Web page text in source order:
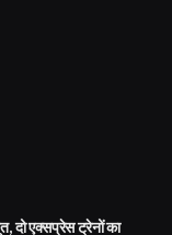
दो एक्सप्रेस ट्रेनों का